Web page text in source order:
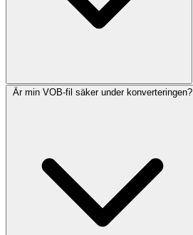
Är min VOB-fil säker under konverteringen?